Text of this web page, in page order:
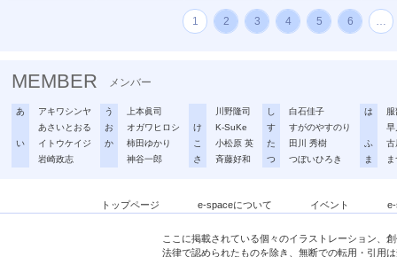
1 2 3 4 5 6 …
MEMBER メンバー
あ
アキワシンヤ
あさいとおる
い
イトウケイジ
岩崎政志
う
上本眞司
お
オガワヒロシ
か
柿田ゆかり
神谷一郎
川野隆司
け
K-SuKe
こ
小松原 英
さ
斉藤好和
し
白石佳子
す
すがのやすのり
た
田川 秀樹
つ
つぼいひろき
は
早
ふ
古
ま
トップページ e-spaceについて イベント
ここに掲載されている個々のイラストレーション、
法律で認められたものを除き、無断での転用・引用